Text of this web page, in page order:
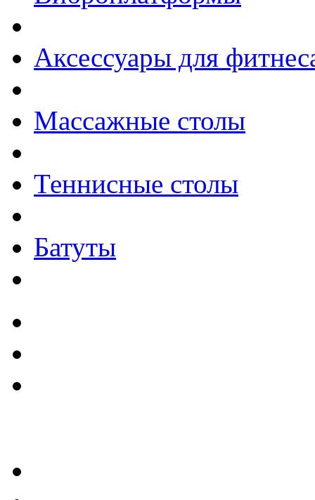
Аксессуары для
Массажные столы
Теннисные столы
Батуты